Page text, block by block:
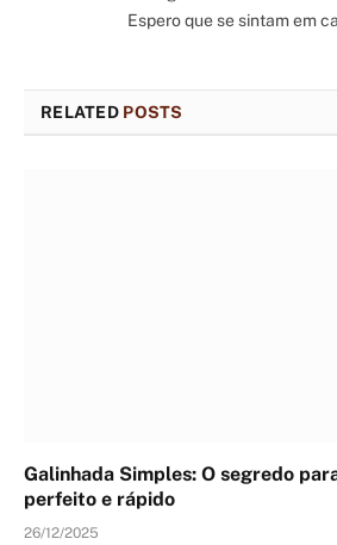
Espero que se sintam em
RELATED POSTS
Galinhada Simples: O segredo
perfeito e rápido
26/12/2025